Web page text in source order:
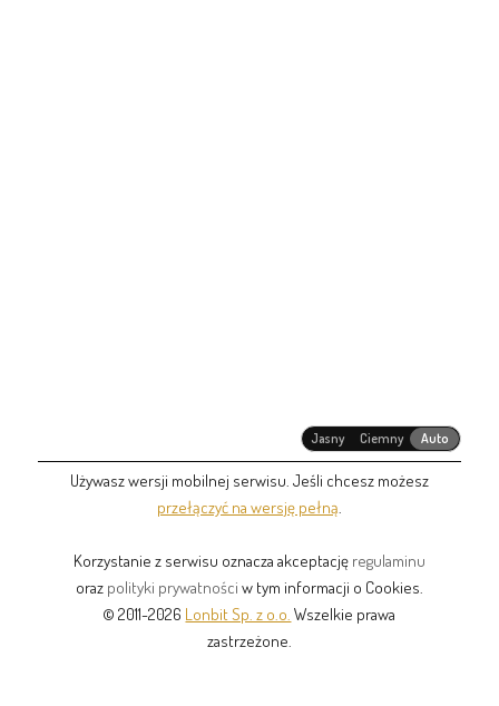
Jasny Ciemny Auto
Używasz wersji mobilnej serwisu. Jeśli chcesz możesz
przełączyć na wersję pełną
Korzystanie z serwisu oznacza akceptację regulaminu
oraz polityki prywatności w tym informacji o Cookies.
© 2011-2026 Lonbit Sp. z o.o. Wszelkie prawa
zastrzeżone.